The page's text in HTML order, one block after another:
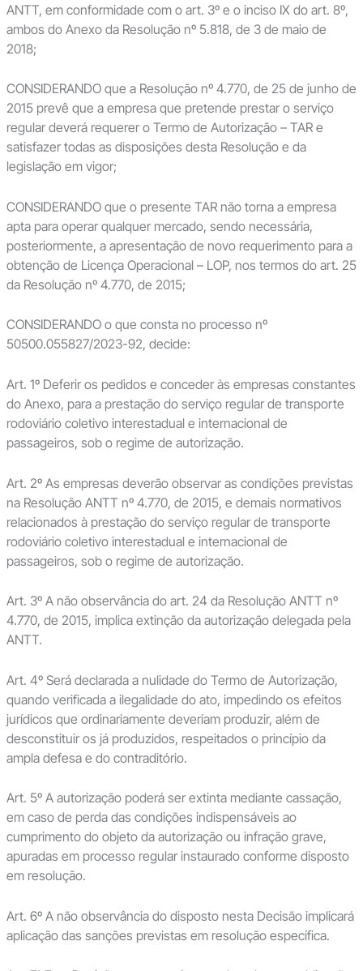
ANTT, em conformidade com o art. 3º e o inciso IX do art. 8º,
ambos do Anexo da Resolução nº 5.818, de 3 de maio de
2018;
CONSIDERANDO que a Resolução nº 4.770, de 25 de junho de
2015 prevê que a empresa que pretende prestar o serviço
regular deverá requerer o Termo de Autorização – TAR e
satisfazer todas as disposições desta Resolução e da
legislação em vigor;
CONSIDERANDO que o presente TAR não torna a empresa
apta para operar qualquer mercado, sendo necessária,
posteriormente, a apresentação de novo requerimento para a
obtenção de Licença Operacional – LOP, nos termos do art. 25
da Resolução nº 4.770, de 2015;
CONSIDERANDO o que consta no processo nº
50500.055827/2023-92, decide:
Art. 1º Deferir os pedidos e conceder às empresas constantes
do Anexo, para a prestação do serviço regular de transporte
rodoviário coletivo interestadual e internacional de
passageiros, sob o regime de autorização.
Art. 2º As empresas deverão observar as condições previstas
na Resolução ANTT nº 4.770, de 2015, e demais normativos
relacionados à prestação do serviço regular de transporte
rodoviário coletivo interestadual e internacional de
passageiros, sob o regime de autorização.
Art. 3º A não observância do art. 24 da Resolução ANTT nº
4.770, de 2015, implica extinção da autorização delegada pela
ANTT.
Art. 4º Será declarada a nulidade do Termo de Autorização,
quando verificada a ilegalidade do ato, impedindo os efeitos
jurídicos que ordinariamente deveriam produzir, além de
desconstituir os já produzidos, respeitados o princípio da
ampla defesa e do contraditório.
Art. 5º A autorização poderá ser extinta mediante cassação,
em caso de perda das condições indispensáveis ao
cumprimento do objeto da autorização ou infração grave,
apuradas em processo regular instaurado conforme disposto
em resolução.
Art. 6º A não observância do disposto nesta Decisão implicará
aplicação das sanções previstas em resolução específica.